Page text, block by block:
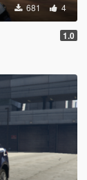
681 4
1.0